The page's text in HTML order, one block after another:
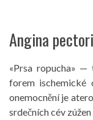
Angina
«Prsa ropucha» —
forem ischemické
onemocnění je
srdečních cév